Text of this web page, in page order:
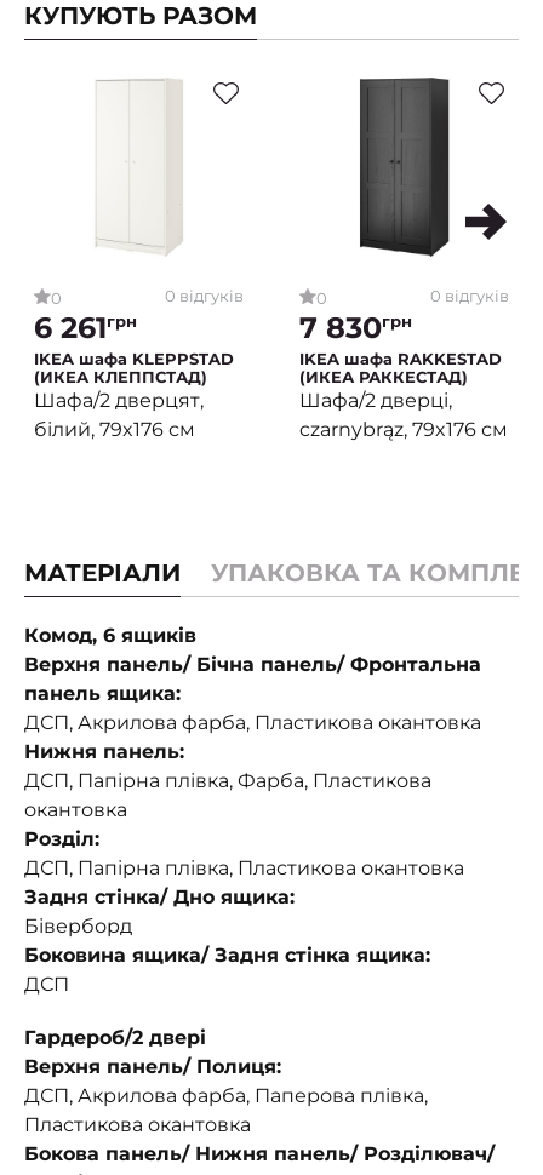
КУПУЮТЬ РАЗОМ
0 0 відгуків
6 261грн
IKEA шафа KLEPPSTAD
(ИКЕА КЛЕППСТАД)
Шафа/2 дверцят,
білий, 79x176 см
0 0 відгуків
7 830грн
IKEA шафа RAKKESTAD
(ИКЕА РАККЕСТАД)
Шафа/2 дверці,
czarnybrąz, 79x176 см
МАТЕРІАЛИ УПАКОВКА ТА
Комод, 6 ящиків
Верхня панель/ Бічна панель/ Фронтальна
панель ящика:
ДСП, Акрилова фарба, Пластикова окантовка
Нижня панель:
ДСП, Папірна плівка, Фарба, Пластикова
окантовка
Розділ:
ДСП, Папірна плівка, Пластикова окантовка
Задня стінка/ Дно ящика:
Біверборд
Боковина ящика/ Задня стінка ящика:
ДСП
Гардероб/2 двері
Верхня панель/ Полиця:
ДСП, Акрилова фарба, Паперова плівка,
Пластикова окантовка
Бокова панель/ Нижня панель/ Розділювач/